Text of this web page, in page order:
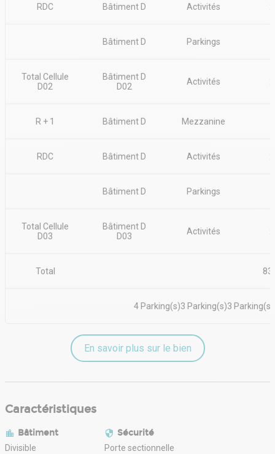
Prix de vente : 1 700 euros HT/m²
RDC Bâtiment D Activités
Bâtiment D Parkings
Total Cellule
D02
Bâtiment D
D02
Activités
R + 1 Bâtiment D Mezzanine
RDC Bâtiment D Activités
Bâtiment D Parkings
Total Cellule
D03
Bâtiment D
D03
Activités
Total
4 Parking(s)3 Parking(s)3 Parking(s)
En savoir plus sur le bien
Caractéristiques
Bâtiment
Divisible
Sécurité
Porte sectionnelle